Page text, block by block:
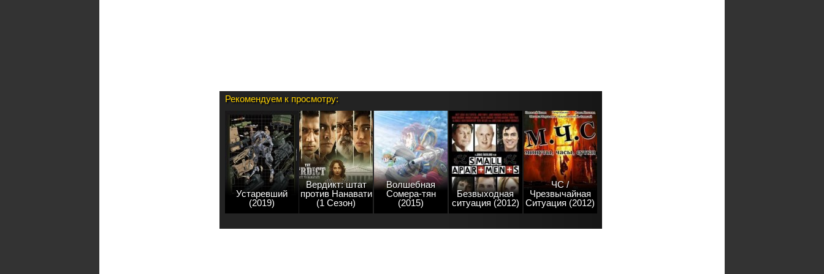
Рекомендуем к просмотру:
Устаревший
(2019)
Вердикт: штат
против Нанавати
(1 Сезон)
Волшебная
Сомера-тян
(2015)
Безвыходная
ситуация (2012)
ЧС /
Чрезвычайная
Ситуация (2012)